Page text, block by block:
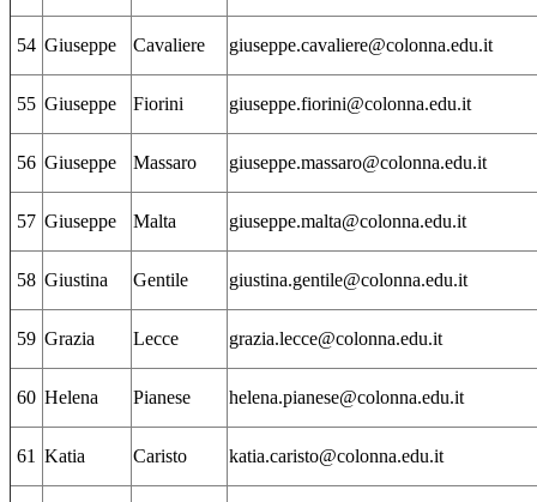
54 Giuseppe Cavaliere giuseppe.cavaliere@colonna.edu.it
55 Giuseppe Fiorini giuseppe.fiorini@colonna.edu.it
56 Giuseppe Massaro giuseppe.massaro@colonna.edu.it
57 Giuseppe Malta giuseppe.malta@colonna.edu.it
58 Giustina Gentile giustina.gentile@colonna.edu.it
59 Grazia Lecce grazia.lecce@colonna.edu.it
60 Helena Pianese helena.pianese@colonna.edu.it
61 Katia Caristo katia.caristo@colonna.edu.it